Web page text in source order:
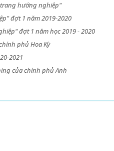
hướng nghiệp"
đợt 1 năm 2019-2020
đợt 1 năm học 2019 - 2020
phủ Hoa Kỳ
2021
của chính phủ Anh